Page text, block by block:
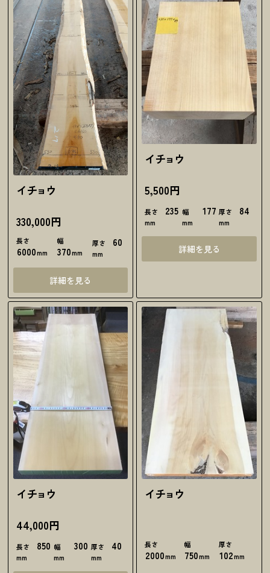
イチョウ
330,000円
長さ
6000mm
幅
370mm
厚さ 60
mm
詳細を見る
イチョウ
5,500円
長さ 235
mm
幅 177
mm
厚さ 84
mm
詳細を見る
イチョウ
44,000円
長さ 850
mm
幅 300
mm
厚さ 40
mm
イチョウ
長さ
2000mm
幅
750mm
厚さ
102mm